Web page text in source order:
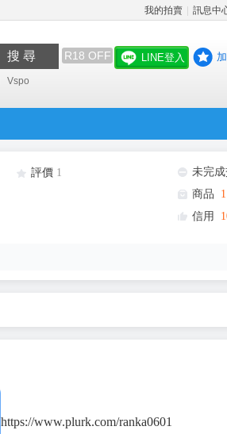
我的拍賣 訊息中
搜 尋 R18 OFF
Vspo
LINE登入
評價 1 未完
商品
1
信用
https://www.plurk.com/ranka0601